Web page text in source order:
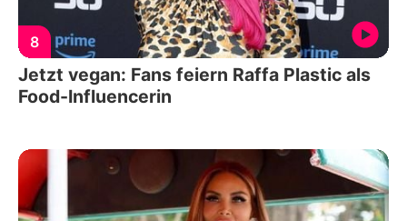
8
Jetzt vegan: Fans feiern Raffa Plastic als
Food-Influencerin